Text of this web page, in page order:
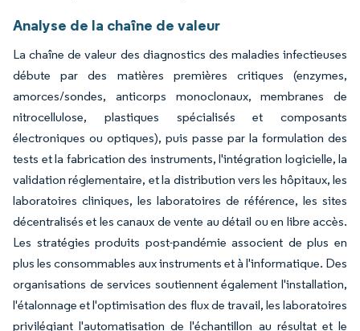
Analyse de la chaîne de valeur
La chaîne de valeur des diagnostics des maladies infectieuses
débute par des matières premières critiques (enzymes,
amorces/sondes, anticorps monoclonaux, membranes de
nitrocellulose, plastiques spécialisés et composants
électroniques ou optiques), puis passe par la formulation des
tests et la fabrication des instruments, l'intégration logicielle, la
validation réglementaire, et la distribution vers les hôpitaux, les
laboratoires cliniques, les laboratoires de référence, les sites
décentralisés et les canaux de vente au détail ou en libre accès.
Les stratégies produits post-pandémie associent de plus en
plus les consommables aux instruments et à l'informatique. Des
organisations de services soutiennent également l'installation,
l'étalonnage et l'optimisation des flux de travail, les laboratoires
privilégiant l'automatisation de l'échantillon au résultat et le